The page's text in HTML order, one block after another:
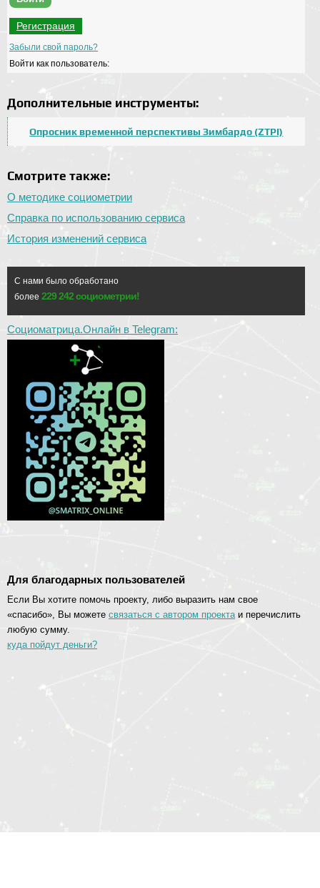
Регистрация
Забыли свой пароль?
Войти как пользователь:
Дополнительные инструменты:
Опросник временной перспективы Зимбардо (ZTPI)
Смотрите также:
О методике социометрии
Справка по использованию сервиса
История изменений сервиса
С нами было обработано
более 229 242 социометрии!
Социоматрица.Онлайн в Telegram:
Для благодарных пользователей
Если Вы хотите помочь проекту, либо выразить нам свое
«спасибо», Вы можете связаться с автором проекта и перечислить
любую сумму.
куда пойдут деньги?